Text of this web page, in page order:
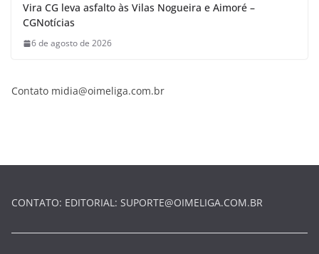
Vira CG leva asfalto às Vilas Nogueira e Aimoré –
CGNotícias
6 de agosto de 2026
Contato midia@oimeliga.com.br
CONTATO: EDITORIAL: SUPORTE@OIMELIGA.COM.BR